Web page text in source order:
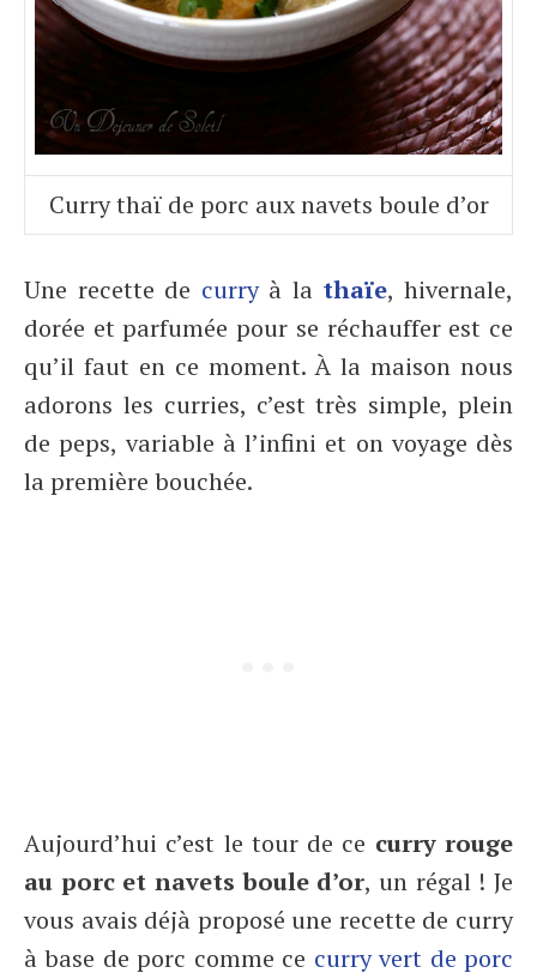
Curry thaï de porc aux navets boule d’or
Une recette de curryà lathaïe, hivernale,
dorée et parfumée pour se réchauffer est ce
qu’il faut en ce moment. À la maison nous
adorons les curries, c’est très simple, plein
de peps, variable à l’infini et on voyage dès
la première bouchée.
Aujourd’hui c’est le tour de ce curry rouge
au porc et navets boule d’or, un régal ! Je
vous avais déjà proposé une recette de curry
à base de porc comme ce curry vert de porc